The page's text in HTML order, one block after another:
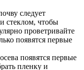
следует
стеклом, чтобы
проветривайте
появятся первые
появятся первые
пленку и